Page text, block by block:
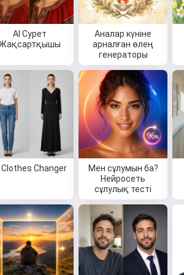
AI Сурет
Аналар күніне
арналған өлең
генераторы
Clothes Changer
Мен сұлумын ба?
Нейросеть
сұлулық тесті